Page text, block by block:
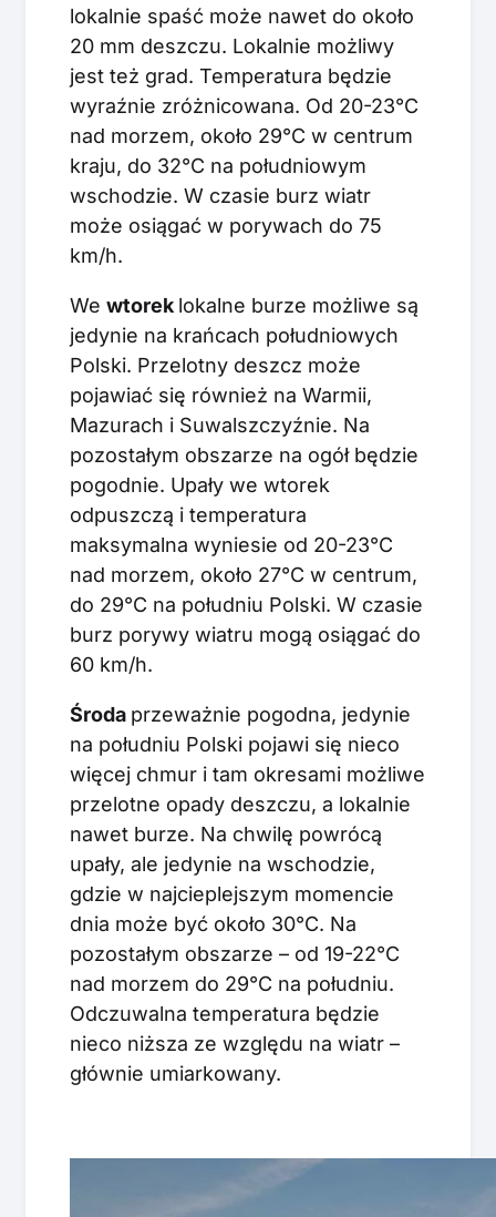
lokalnie spaść może nawet do około
20 mm deszczu. Lokalnie możliwy
jest też grad. Temperatura będzie
wyraźnie zróżnicowana. Od 20-23°C
nad morzem, około 29°C w centrum
kraju, do 32°C na południowym
wschodzie. W czasie burz wiatr
może osiągać w porywach do 75
km/h.
We wtorek lokalne burze możliwe są
jedynie na krańcach południowych
Polski. Przelotny deszcz może
pojawiać się również na Warmii,
Mazurach i Suwalszczyźnie. Na
pozostałym obszarze na ogół będzie
pogodnie. Upały we wtorek
odpuszczą i temperatura
maksymalna wyniesie od 20-23°C
nad morzem, około 27°C w centrum,
do 29°C na południu Polski. W czasie
burz porywy wiatru mogą osiągać do
60 km/h.
Środa przeważnie pogodna, jedynie
na południu Polski pojawi się nieco
więcej chmur i tam okresami możliwe
przelotne opady deszczu, a lokalnie
nawet burze. Na chwilę powrócą
upały, ale jedynie na wschodzie,
gdzie w najcieplejszym momencie
dnia może być około 30°C. Na
pozostałym obszarze – od 19-22°C
nad morzem do 29°C na południu.
Odczuwalna temperatura będzie
nieco niższa ze względu na wiatr –
głównie umiarkowany.